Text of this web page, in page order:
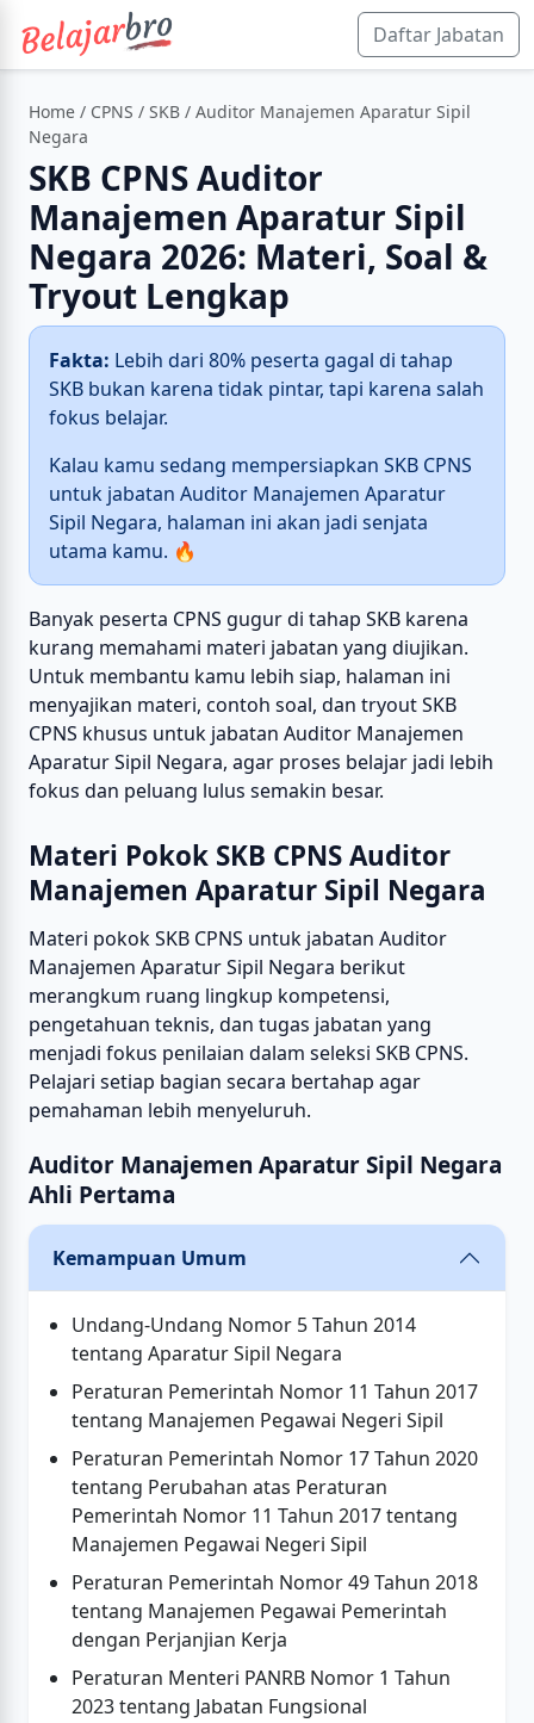
Daftar Jabatan
Home / CPNS / SKB / Auditor Manajemen Aparatur Sipil
Negara
SKB CPNS Auditor
Manajemen Aparatur Sipil
Negara 2026: Materi, Soal &
Tryout Lengkap
Fakta: Lebih dari 80% peserta gagal di tahap
SKB bukan karena tidak pintar, tapi karena salah
fokus belajar.
Kalau kamu sedang mempersiapkan SKB CPNS
untuk jabatan Auditor Manajemen Aparatur
Sipil Negara, halaman ini akan jadi senjata
utama kamu. 🔥
Banyak peserta CPNS gugur di tahap SKB karena
kurang memahami materi jabatan yang diujikan.
Untuk membantu kamu lebih siap, halaman ini
menyajikan materi, contoh soal, dan tryout SKB
CPNS khusus untuk jabatan Auditor Manajemen
Aparatur Sipil Negara, agar proses belajar jadi lebih
fokus dan peluang lulus semakin besar.
Materi Pokok SKB CPNS Auditor
Manajemen Aparatur Sipil Negara
Materi pokok SKB CPNS untuk jabatan Auditor
Manajemen Aparatur Sipil Negara berikut
merangkum ruang lingkup kompetensi,
pengetahuan teknis, dan tugas jabatan yang
menjadi fokus penilaian dalam seleksi SKB CPNS.
Pelajari setiap bagian secara bertahap agar
pemahaman lebih menyeluruh.
Auditor Manajemen Aparatur Sipil Negara
Ahli Pertama
Kemampuan Umum
Undang-Undang Nomor 5 Tahun 2014
tentang Aparatur Sipil Negara
Peraturan Pemerintah Nomor 11 Tahun 2017
tentang Manajemen Pegawai Negeri Sipil
Peraturan Pemerintah Nomor 17 Tahun 2020
tentang Perubahan atas Peraturan
Pemerintah Nomor 11 Tahun 2017 tentang
Manajemen Pegawai Negeri Sipil
Peraturan Pemerintah Nomor 49 Tahun 2018
tentang Manajemen Pegawai Pemerintah
dengan Perjanjian Kerja
Peraturan Menteri PANRB Nomor 1 Tahun
2023 tentang Jabatan Fungsional